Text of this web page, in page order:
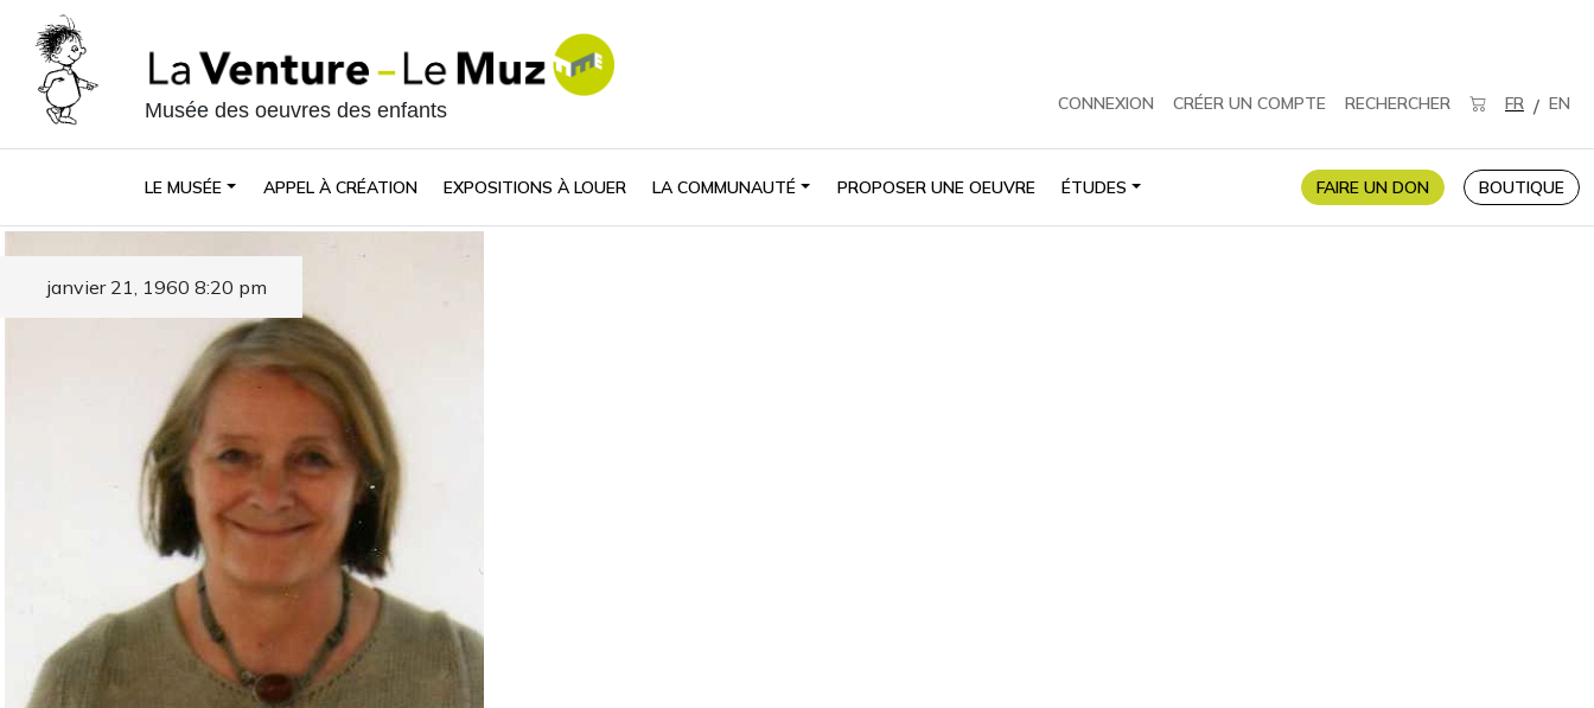
Musée des oeuvres des enfants CONNEXION CRÉER UN COMPTE RECHERCHER FR / EN
LE MUSÉE APPEL À CRÉATION EXPOSITIONS À LOUER LA COMMUNAUTÉ PROPOSER UNE OEUVRE ÉTUDES FAIRE UN DON BOUTIQUE
janvier 21, 1960 8:20 pm